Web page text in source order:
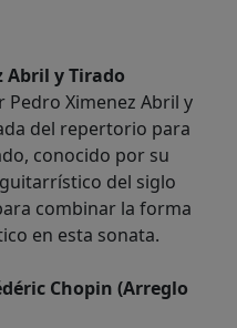
Abril y Tirado
Pedro Ximenez Abril y
del repertorio para
conocido por su
del siglo
combinar la forma
en esta sonata.
Chopin (Arreglo